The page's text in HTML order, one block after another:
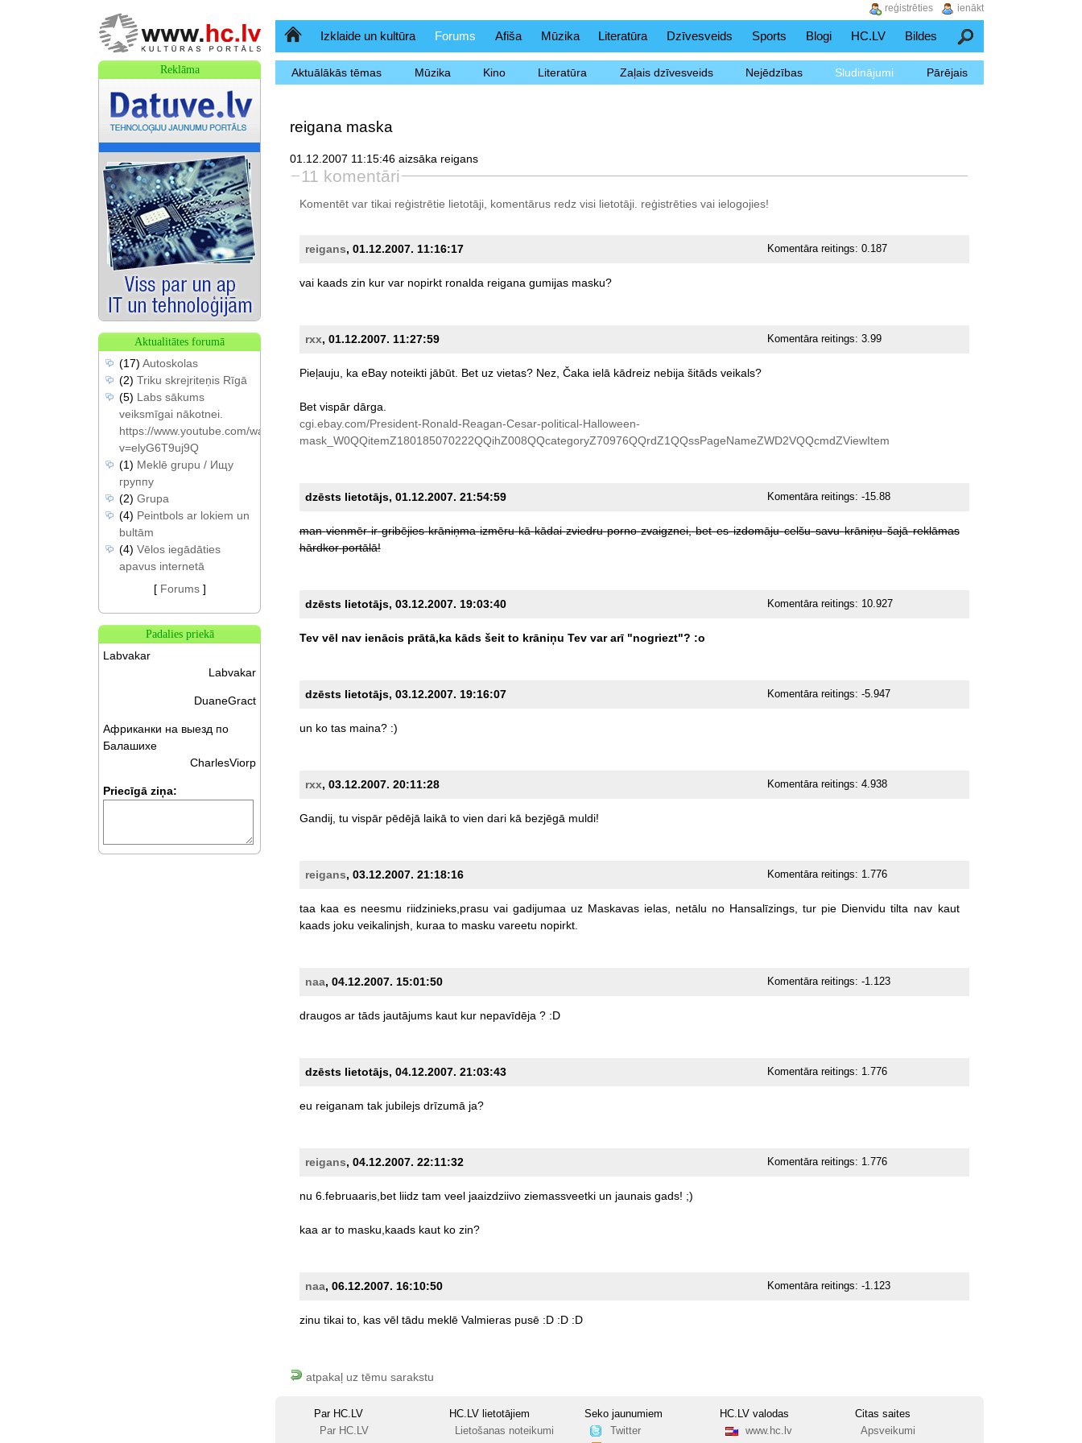
SākumlapaIzklaide un kultūra Forums Afiša Mūzika Literatūra Dzīvesveids Sports Blogi HC.LV Bildes Meklēšana
Aktuālākās tēmas Mūzika Kino Literatūra Zaļais dzīvesveids Nejēdzības Sludinājumi Pārējais
reigana maska
01.12.2007 11:15:46 aizsāka reigans
11 komentāri
Komentēt var tikai reģistrētie lietotāji, komentārus redz visi lietotāji. reģistrētiesvai ielogojies!
reigans, 01.12.2007. 11:16:17 Komentāra reitings:0.187
vai kaads zin kur var nopirkt ronalda reigana gumijas masku?
rxx, 01.12.2007. 11:27:59 Komentāra reitings:3.99
Pieļauju, ka eBay noteikti jābūt. Bet uz vietas? Nez, Čaka ielā kādreiz nebija šitāds veikals?
Bet vispār dārga.
cgi.ebay.com/President-Ronald-Reagan-Cesar-political-Halloween-
mask_W0QQitemZ180185070222QQihZ008QQcategoryZ70976QQrdZ1QQssPageNameZWD2VQQcmdZViewItem
dzēsts lietotājs, 01.12.2007. 21:54:59 Komentāra reitings:-15.88
man vienmēr ir gribējies krāniņma izmēru kā kādai zviedru porno zvaigznei, bet es izdomāju celšu savu krāniņu šajā reklāmas
hārdkor portālā!
dzēsts lietotājs, 03.12.2007. 19:03:40 Komentāra reitings: 10.927
Tev vēl nav ienācis prātā,ka kāds šeit to krāniņu Tev var arī "nogriezt"? :o
dzēsts lietotājs, 03.12.2007. 19:16:07 Komentāra reitings:-5.947
un ko tas maina? :)
rxx, 03.12.2007. 20:11:28 Komentāra reitings:4.938
Gandij, tu vispār pēdējā laikā to vien dari kā bezjēgā muldi!
reigans, 03.12.2007. 21:18:16 Komentāra reitings: 1.776
taa kaa es neesmu riidzinieks,prasu vai gadijumaa uz Maskavas ielas, netālu no Hansalīzings, tur pie Dienvidu tilta nav kaut
kaads joku veikalinjsh, kuraa to masku vareetu nopirkt.
naa, 04.12.2007. 15:01:50 Komentāra reitings:-1.123
draugos ar tāds jautājums kaut kur nepavīdēja ? :D
dzēsts lietotājs, 04.12.2007. 21:03:43 Komentāra reitings: 1.776
eu reiganam tak jubilejs drīzumā ja?
reigans, 04.12.2007. 22:11:32 Komentāra reitings: 1.776
nu 6.februaaris,bet liidz tam veel jaaizdziivo ziemassveetki un jaunais gads! ;)
kaa ar to masku,kaads kaut ko zin?
naa, 06.12.2007. 16:10:50 Komentāra reitings:-1.123
zinu tikai to, kas vēl tādu meklē Valmieras pusē :D :D :D
atpakaļ uz tēmu sarakstu
Par HC.LV
Par HC.LV
HC.LV lietotājiem
Lietošanas noteikumi
Seko jaunumiem
Twitter
HC.LV valodas
www.hc.lv
Citas saites
Apsveikumi
Reklāma
Aktualitātes forumā
(17) Autoskolas
(2) Triku skrejriteņis Rīgā
(5) Labs sākums
veiksmīgai nākotnei.
https://www.youtube.com/watch?
v=elyG6T9uj9Q
(1) Meklē grupu / Ищу
группу
(2) Grupa
(4) Peintbols ar lokiem un
bultām
(4) Vēlos iegādāties
apavus internetā
[ Forums]
Padalies priekā
Labvakar
Labvakar
DuaneGract
Африканки на выезд по
Балашихе
CharlesViorp
Priecīgā ziņa:
ienākt
reģistrēties